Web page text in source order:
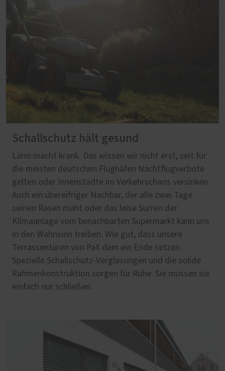
Schallschutz hält gesund
Lärm macht krank. Das wissen wir nicht erst, seit für
die meisten deutschen Flughäfen Nachtflugverbote
gelten oder Innenstädte im Verkehrschaos versinken.
Auch ein übereifriger Nachbar, der alle zwei Tage
seinen Rasen mäht oder das leise Surren der
Klimaanlage vom benachbarten Supermarkt kann uns
in den Wahnsinn treiben. Wie gut, dass unsere
Terrassentüren von PaX dem ein Ende setzen.
Spezielle Schallschutz-Verglasungen und die solide
Rahmenkonstruktion sorgen für Ruhe. Sie müssen sie
einfach nur schließen.